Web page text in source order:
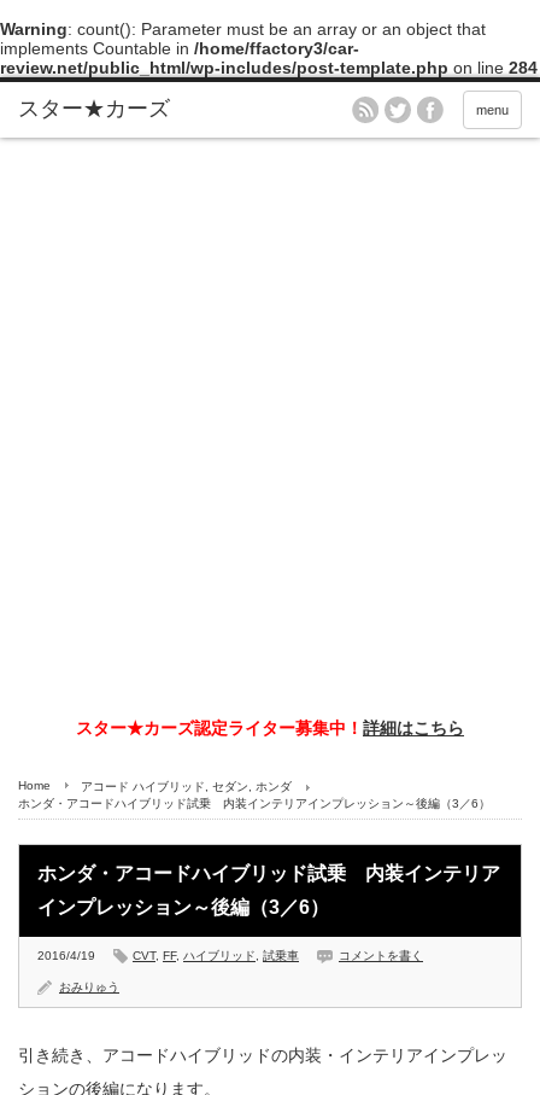
Warning: count(): Parameter must be an array or an object that
implements Countable in /home/ffactory3/car-
review.net/public_html/wp-includes/post-template.php on line 284
menu
スター★カーズ認定ライター募集中！ 詳細はこちら
Home アコード ハイブリッド セダン
ホンダ
ホンダ・アコードハイブリッド試乗 内装インテリアインプレッション～後編（3／6）
ホンダ・アコードハイブリッド試乗 内装インテリア
インプレッション～後編（3／6）
2016/4/19 CVT, FF, ハイブリッド 試乗車 コメントを書く
おみりゅう
引き続き、アコードハイブリッドの内装・インテリアインプレッ
ションの後編になります。